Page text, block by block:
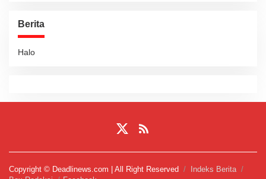
Berita
Halo
Copyright © Deadlinews.com | All Right Reserved
Indeks Berita